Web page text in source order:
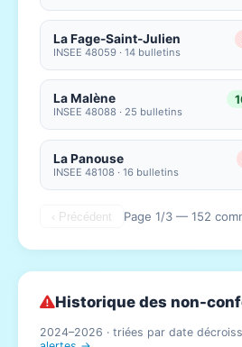
La Fage-Saint-Julien
INSEE 48059 · 14 bulletins
La Malène
INSEE 48088 · 25 bulletins
La Panouse
INSEE 48108 · 16 bulletins
‹ Précédent Page 1/3 — 152
Historique des non-
2024–2026 · triées par date